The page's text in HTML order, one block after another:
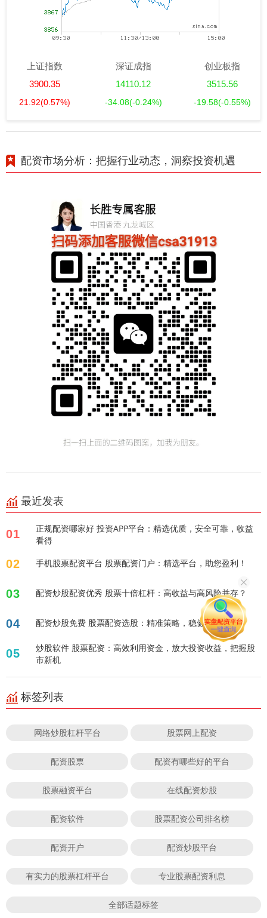
上证指数
3900.35
21.92(0.57%)
深证成指
14110.12
-34.08(-0.24%)
创业板指
3515.56
-19.58(-0.55%)
配资市场分析：把握行业动态，洞察投资机遇
最近发表
01
正规配资哪家好 投资APP平台：精选优质，安全可靠，收益
看得
02 手机股票配资平台 股票配资门户：精选平台，助您盈利！
03 配资炒股配资优秀 股票十倍杠杆：高收益与高风险并存？
04 配资炒股免费 股票配资选股：精准策略，稳健盈利！
05
炒股软件 股票配资：高效利用资金，放大投资收益，把握股
市新机
标签列表
网络炒股杠杆平台 股票网上配资
配资股票 配资有哪些好的平台
股票融资平台 在线配资炒股
配资软件 股票配资公司排名榜
配资开户 配资炒股平台
有实力的股票杠杆平台 专业股票配资利息
全部话题标签